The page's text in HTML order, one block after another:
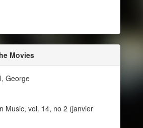
Movies
George
Music, vol. 14, no 2 (janvier